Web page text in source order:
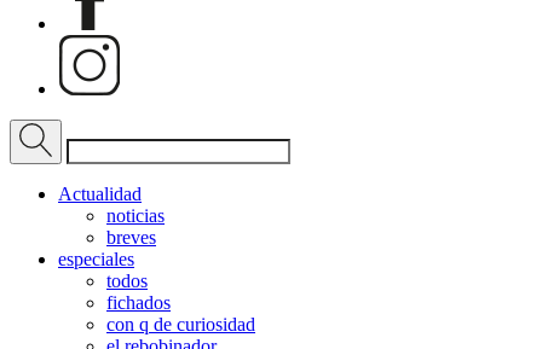
Actualidad
noticias
breves
especiales
todos
fichados
con q de curiosidad